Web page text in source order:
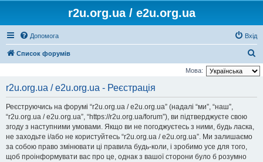
r2u.org.ua / e2u.org.ua
Допомога Вхід
Список форумів
о
Мова:
r2u.org.ua / e2u.org.ua - Реєстрація
Реєструючись на форумі “r2u.org.ua / e2u.org.ua” (надалі “ми”, “наш”,
“r2u.org.ua / e2u.org.ua”, “https://r2u.org.ua/forum”), ви підтверджуєте свою
згоду з наступними умовами. Якщо ви не погоджуєтесь з ними, будь ласка,
не заходьте і/або не користуйтесь “r2u.org.ua / e2u.org.ua”. Ми залишаємо
за собою право змінювати ці правила будь-коли, і зробимо усе для того,
щоб проінформувати вас про це, однак з вашої сторони було б розумно